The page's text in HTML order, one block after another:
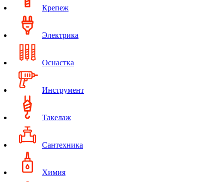
Крепеж
Электрика
Оснастка
Инструмент
Такелаж
Сантехника
Химия